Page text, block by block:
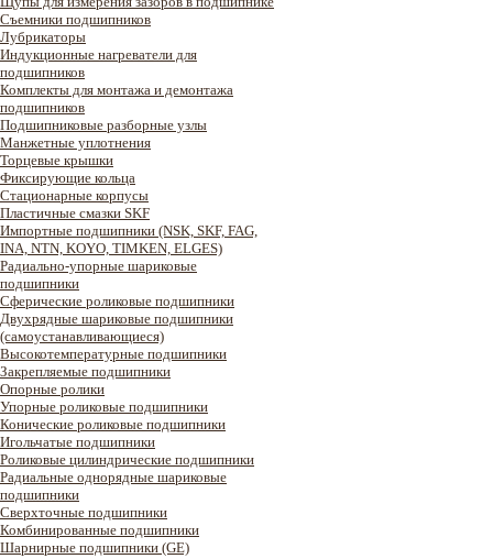
Съемники подшипников
Лубрикаторы
Индукционные нагреватели для
подшипников
Комплекты для монтажа и демонтажа
подшипников
Подшипниковые разборные узлы
Манжетные уплотнения
Торцевые крышки
Фиксирующие кольца
Стационарные корпусы
Пластичные смазки SKF
Импортные подшипники (NSK, SKF, FAG,
INA, NTN, KOYO, TIMKEN, ELGES)
Радиально-упорные шариковые
подшипники
Сферические роликовые подшипники
Двухрядные шариковые подшипники
(самоустанавливающиеся)
Высокотемпературные подшипники
Закрепляемые подшипники
Опорные ролики
Упорные роликовые подшипники
Конические роликовые подшипники
Игольчатые подшипники
Роликовые цилиндрические подшипники
Радиальные однорядные шариковые
подшипники
Сверхточные подшипники
Комбинированные подшипники
Шарнирные подшипники (GE)